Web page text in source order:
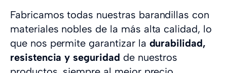
Fabricamos todas nuestras barandillas con
materiales nobles de la más alta calidad, lo
que nos permite garantizar la durabilidad,
resistencia y seguridad de nuestros